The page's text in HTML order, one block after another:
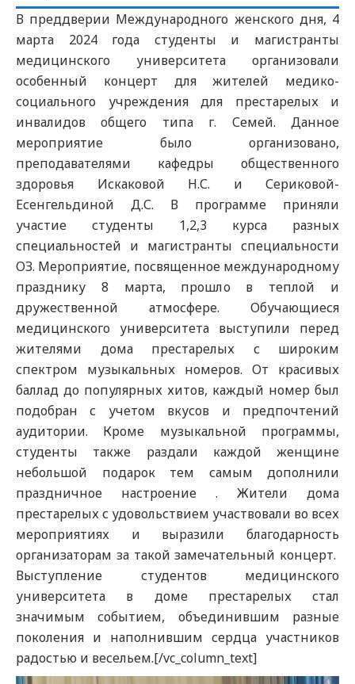
В преддверии Международного женского дня, 4
марта 2024 года студенты и магистранты
медицинского университета организовали
особенный концерт для жителей медико-
социального учреждения для престарелых и
инвалидов общего типа г. Семей. Данное
мероприятие было организовано,
преподавателями кафедры общественного
здоровья Искаковой Н.С. и Сериковой-
Есенгельдиной Д.С. В программе приняли
участие студенты 1,2,3 курса разных
специальностей и магистранты специальности
ОЗ. Мероприятие, посвященное международному
празднику 8 марта, прошло в теплой и
дружественной атмосфере. Обучающиеся
медицинского университета выступили перед
жителями дома престарелых с широким
спектром музыкальных номеров. От красивых
баллад до популярных хитов, каждый номер был
подобран с учетом вкусов и предпочтений
аудитории. Кроме музыкальной программы,
студенты также раздали каждой женщине
небольшой подарок тем самым дополнили
праздничное настроение . Жители дома
престарелых с удовольствием участвовали во всех
мероприятиях и выразили благодарность
организаторам за такой замечательный концерт.
Выступление студентов медицинского
университета в доме престарелых стал
значимым событием, объединившим разные
поколения и наполнившим сердца участников
радостью и весельем.[/vc_column_text]